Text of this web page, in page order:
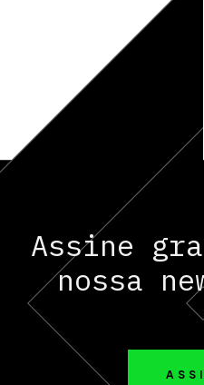
Assine
nossa